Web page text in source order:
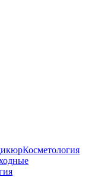
Косметология